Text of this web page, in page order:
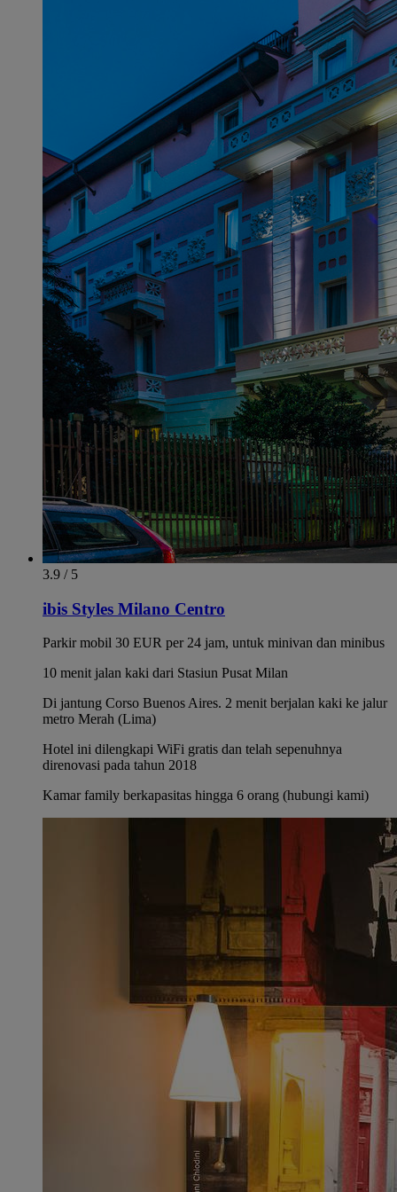
3.9 / 5
ibis Styles Milano Centro
Parkir mobil 30 EUR per 24 jam, untuk minivan dan minibus
10 menit jalan kaki dari Stasiun Pusat Milan
Di jantung Corso Buenos Aires. 2 menit berjalan kaki ke jalur
metro Merah (Lima)
Hotel ini dilengkapi WiFi gratis dan telah sepenuhnya
direnovasi pada tahun 2018
Kamar family berkapasitas hingga 6 orang (hubungi kami)